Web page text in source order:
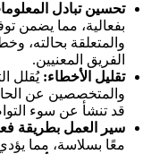
تحسين تبادل
بفعالية، مما يضمن
والمتعلقة بحالته،
الفريق المعنيين.
تقليل الأخطاء: يُقلل
والمتخصصين عن
قد تنشأ عن سوء
سير العمل بطريقة
معًا بسلاسة، مما